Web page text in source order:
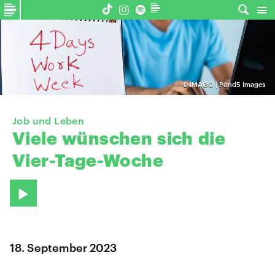
©IMAGO | Pond5 Images
Job und Leben
Viele wünschen sich die
Vier-Tage-Woche
18. September 2023